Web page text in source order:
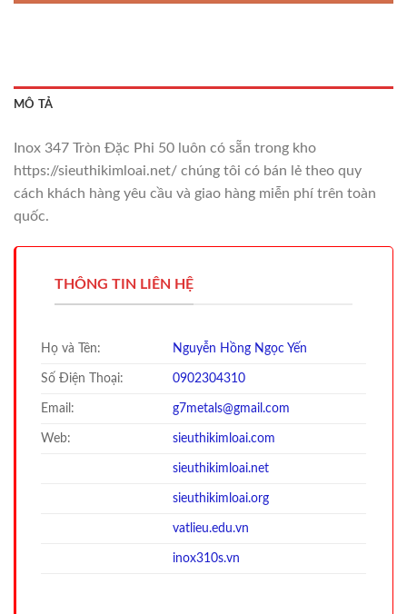
MÔ TẢ
Inox 347 Tròn Đặc Phi 50 luôn có sẵn trong kho
https://sieuthikimloai.net/ chúng tôi có bán lẻ theo quy
cách khách hàng yêu cầu và giao hàng miễn phí trên toàn
quốc.
THÔNG TIN LIÊN HỆ
Họ và Tên: Nguyễn Hồng Ngọc Yến
Số Điện Thoại: 0902304310
Email: g7metals@gmail.com
Web: sieuthikimloai.com
sieuthikimloai.net
sieuthikimloai.org
vatlieu.edu.vn
inox310s.vn